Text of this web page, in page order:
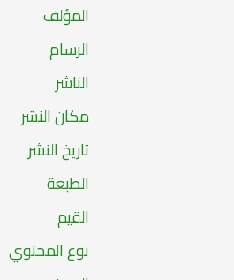
المؤلف
الرسام
الناشر
مكان النشر
تاريخ النشر
الطبعة
القيم
نوع المحتوي